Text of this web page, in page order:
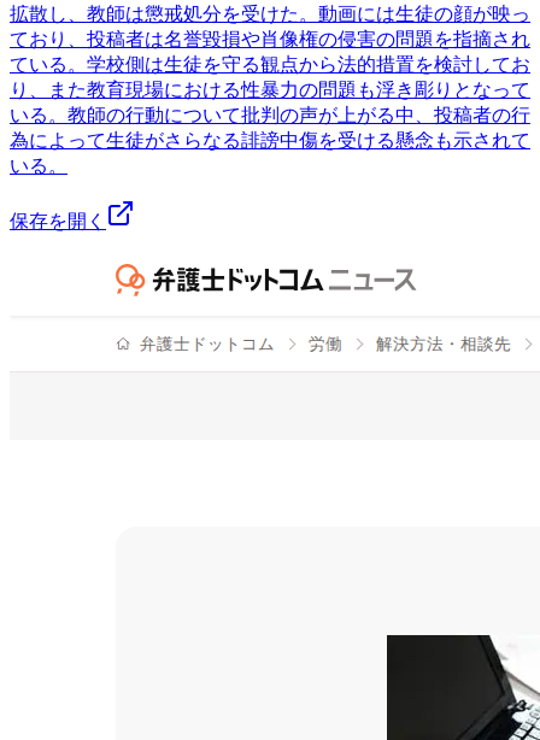
拡散し、教師は懲戒処分を受けた。動画には生徒の顔が映っ
ており、投稿者は名誉毀損や肖像権の侵害の問題を指摘され
ている。学校側は生徒を守る観点から法的措置を検討してお
り、また教育現場における性暴力の問題も浮き彫りとなって
いる。教師の行動について批判の声が上がる中、投稿者の行
為によって生徒がさらなる誹謗中傷を受ける懸念も示されて
いる。
保存を開く